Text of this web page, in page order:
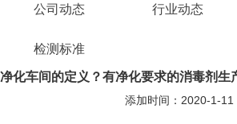
公司动态 行业动态
检测标准
净化车间的定义？有净化要求的消毒剂生
添加时间：2020-1-11